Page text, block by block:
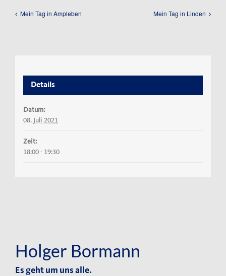
Mein Tag in Ampleben Mein Tag in Linden
Details
Datum:
08. Juli 2021
Zeit:
18:00 - 19:30
Holger Bormann
Es geht um uns alle.